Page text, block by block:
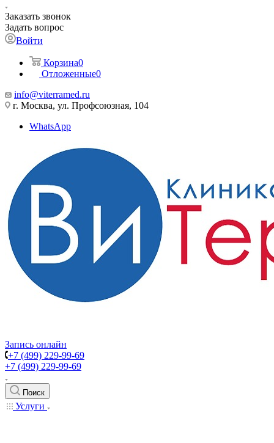
Заказать звонок
Задать вопрос
Войти
Корзина0
Отложенные0
info@viterramed.ru
г. Москва, ул. Профсоюзная, 104
WhatsApp
Запись онлайн
+7 (499) 229-99-69
+7 (499) 229-99-69
Поиск
Услуги